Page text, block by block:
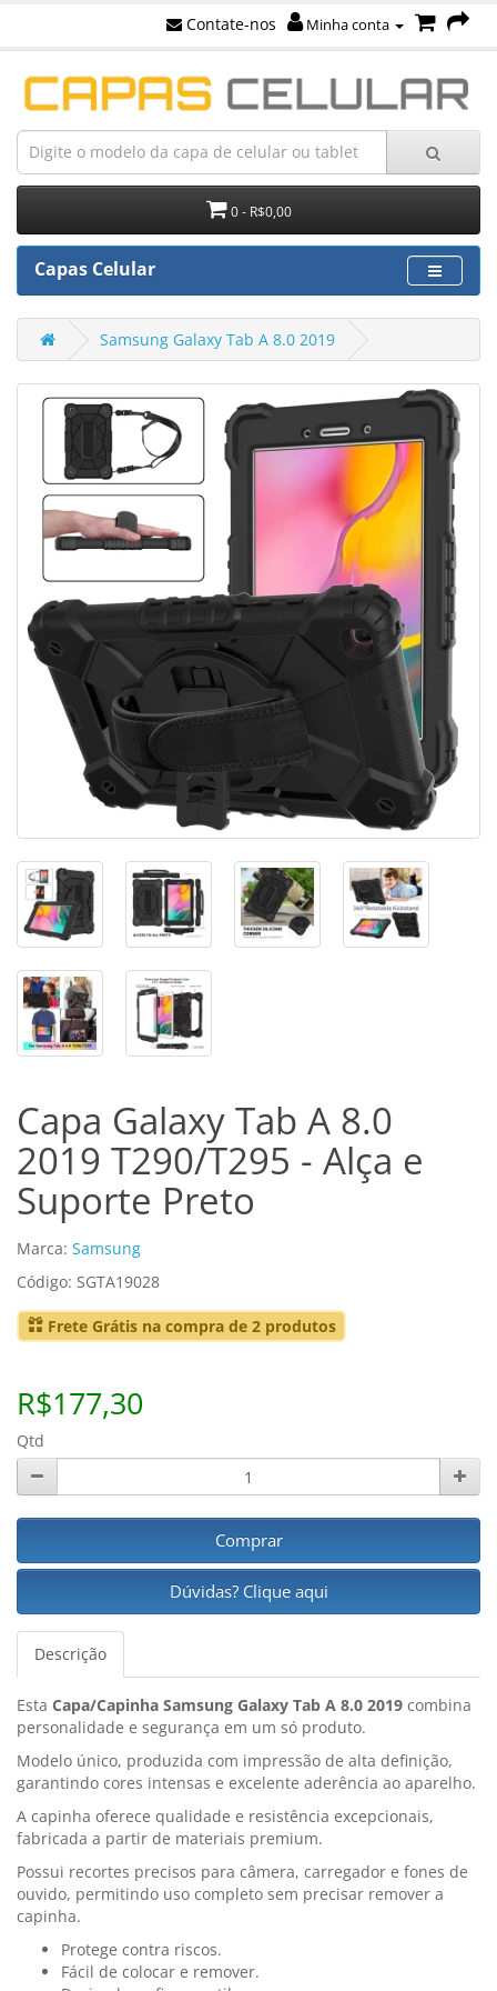
Contate-nos Minha conta
0 - R$0,00
Capas Celular
Samsung Galaxy Tab A 8.0 2019
Capa Galaxy Tab A 8.0
2019 T290/T295 - Alça e
Suporte Preto
Marca: Samsung
Código: SGTA19028
Frete Grátis na compra de 2 produtos
R$177,30
Qtd
Comprar
Dúvidas? Clique aqui
Descrição
Esta Capa/Capinha Samsung Galaxy Tab A 8.0 2019 combina
personalidade e segurança em um só produto.
Modelo único, produzida com impressão de alta definição,
garantindo cores intensas e excelente aderência ao aparelho.
A capinha oferece qualidade e resistência excepcionais,
fabricada a partir de materiais premium.
Possui recortes precisos para câmera, carregador e fones de
ouvido, permitindo uso completo sem precisar remover a
capinha.
Protege contra riscos.
Fácil de colocar e remover.